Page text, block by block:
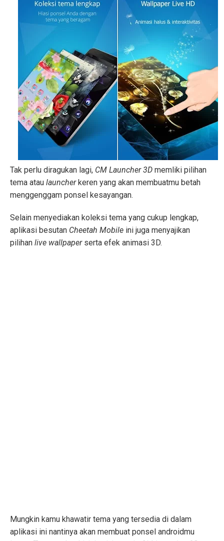
Tak perlu diragukan lagi, CM Launcher 3D memliki pilihan
tema atau launcher keren yang akan membuatmu betah
menggenggam ponsel kesayangan.
Selain menyediakan koleksi tema yang cukup lengkap,
aplikasi besutan Cheetah Mobile ini juga menyajikan
pilihan live wallpaper serta efek animasi 3D.
Mungkin kamu khawatir tema yang tersedia di dalam
aplikasi ini nantinya akan membuat ponsel androidmu